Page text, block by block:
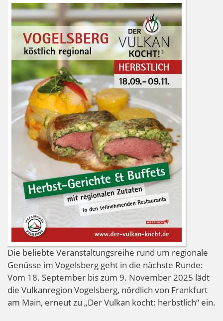
Die beliebte Veranstaltungsreihe rund um regionale
Genüsse im Vogelsberg geht in die nächste Runde:
Vom 18. September bis zum 9. November 2025 lädt
die Vulkanregion Vogelsberg, nördlich von Frankfurt
am Main, erneut zu „Der Vulkan kocht: herbstlich“ ein.